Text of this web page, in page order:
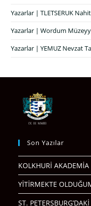
Yazarlar | TLETSERUK
Yazarlar | Wordum
Yazarlar | YEMUZ Nevzat
Son Yazılar
KOLKHURİ AKADEMİA
YİTİRMEKTE
ST.